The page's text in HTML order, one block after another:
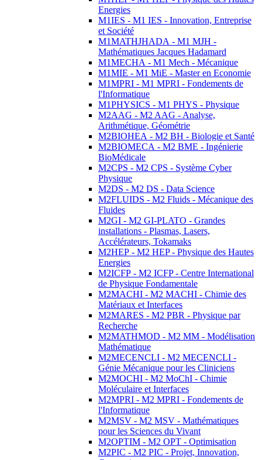
Energies
M1IES - M1 IES - Innovation, Entreprise
et Société
M1MATHJHADA - M1 MJH -
Mathématiques Jacques Hadamard
M1MECHA - M1 Mech - Mécanique
M1MIE - M1 MiE - Master en Economie
M1MPRI - M1 MPRI - Fondements de
l'Informatique
M1PHYSICS - M1 PHYS - Physique
M2AAG - M2 AAG - Analyse,
Arithmétique, Géométrie
M2BIOHEA - M2 BH - Biologie et Santé
M2BIOMECA - M2 BME - Ingénierie
BioMédicale
M2CPS - M2 CPS - Système Cyber
Physique
M2DS - M2 DS - Data Science
M2FLUIDS - M2 Fluids - Mécanique des
Fluides
M2GI - M2 GI-PLATO - Grandes
installations - Plasmas, Lasers,
Accélérateurs, Tokamaks
M2HEP - M2 HEP - Physique des Hautes
Energies
M2ICFP - M2 ICFP - Centre International
de Physique Fondamentale
M2MACHI - M2 MACHI - Chimie des
Matériaux et Interfaces
M2MARES - M2 PBR - Physique par
Recherche
M2MATHMOD - M2 MM - Modélisation
Mathématique
M2MECENCLI - M2 MECENCLI -
Génie Mécanique pour les Cliniciens
M2MOCHI - M2 MoChI - Chimie
Moléculaire et Interfaces
M2MPRI - M2 MPRI - Fondements de
l'Informatique
M2MSV - M2 MSV - Mathématiques
pour les Sciences du Vivant
M2OPTIM - M2 OPT - Optimisation
M2PIC - M2 PIC - Projet, Innovation,